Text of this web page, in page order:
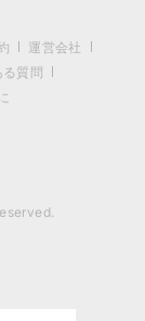
運営会社
る質問